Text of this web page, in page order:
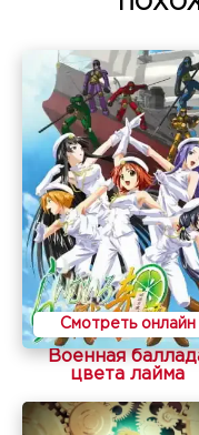
Смотреть онлайн
Военная
цвета лайма